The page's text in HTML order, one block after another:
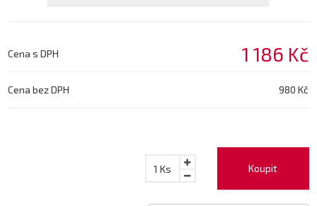
Cena s DPH 1 186 Kč
Cena bez DPH 980 Kč
Koupit
1 Ks